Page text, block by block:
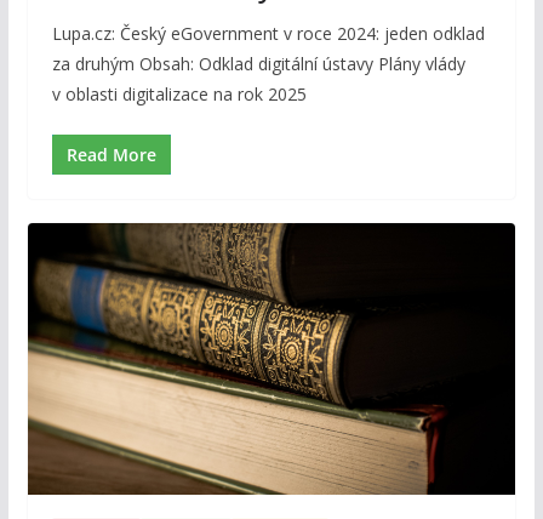
Lupa.cz: Český eGovernment v roce 2024: jeden odklad
za druhým Obsah: Odklad digitální ústavy Plány vlády
v oblasti digitalizace na rok 2025
Read More